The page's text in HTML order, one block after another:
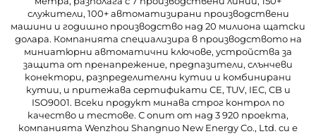
служители, 100+ автоматизирани производствени
машини и годишно производство над 20 милиона щатски
долара. Компанията специализира в производството на
миниатюрни автоматични ключове, устройства за
защита от пренапрежение, предпазители, слънчеви
конектори, разпределителни кутии и комбинирани
кутии, и притежава сертификати CE, TUV, IEC, CB и
ISO9001. Всеки продукт минава строг контрол по
качество и тестове. С опит от над 3 920 проекта,
компанията Wenzhou Shangnuo New Energy Co., Ltd. си е